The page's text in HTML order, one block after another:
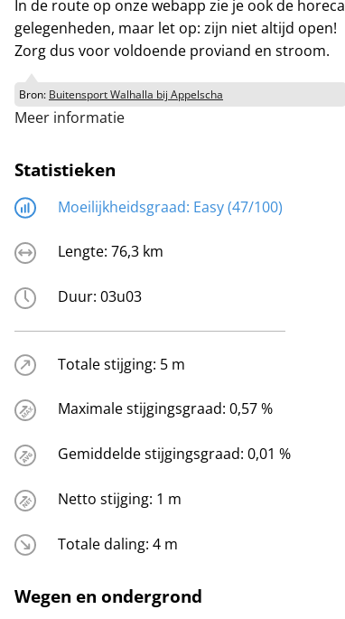
In de route op onze webapp zie je ook de horeca
gelegenheden, maar let op: zijn niet altijd open!
Zorg dus voor voldoende proviand en stroom.
Bron: Buitensport Walhalla bij Appelscha
Meer informatie
Statistieken
Moeilijkheidsgraad: Easy (47/100)
Lengte: 76,3 km
Duur: 03u03
Totale stijging: 5 m
Maximale stijgingsgraad: 0,57 %
Gemiddelde stijgingsgraad: 0,01 %
Netto stijging: 1 m
Totale daling: 4 m
Wegen en ondergrond